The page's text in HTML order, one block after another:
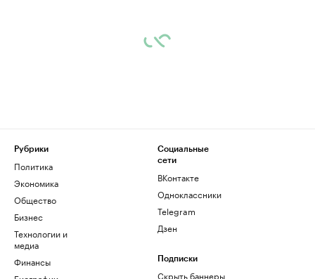
Рубрики
Политика
Экономика
Общество
Бизнес
Технологии и
медиа
Финансы
Социальные
сети
ВКонтакте
Одноклассники
Telegram
Дзен
Подписки
Скрыть баннеры